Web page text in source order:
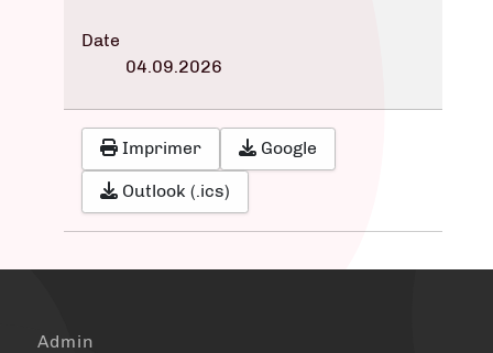
Date
04.09.2026
Imprimer Google
Outlook (.ics)
Admin